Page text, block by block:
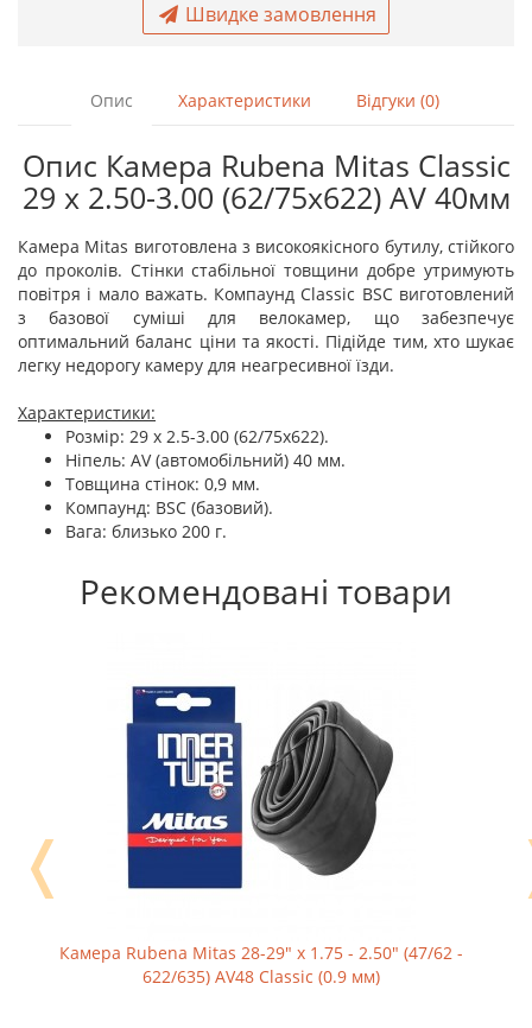
Швидке замовлення
Опис Характеристики Відгуки (0)
Опис Камера Rubena Mitas Classic
29 x 2.50-3.00 (62/75х622) AV 40мм
Камера Mitas виготовлена з високоякісного бутилу, стійкого
до проколів. Стінки стабільної товщини добре утримують
повітря і мало важать. Компаунд Classic BSC виготовлений
з базової суміші для велокамер, що забезпечує
оптимальний баланс ціни та якості. Підійде тим, хто шукає
легку недорогу камеру для неагресивної їзди.
Характеристики:
Розмір: 29 x 2.5-3.00 (62/75х622).
Ніпель: AV (автомобільний) 40 мм.
Товщина стінок: 0,9 мм.
Компаунд: BSC (базовий).
Вага: близько 200 г.
Рекомендовані товари
Камера Rubena Mitas 28-29" x 1.75 - 2.50" (47/62 -
622/635) AV48 Classic (0.9 мм)
❬